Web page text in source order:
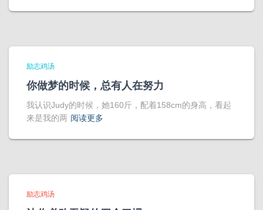
励志鸡汤
你做梦的时候，总有人在努力
我认识Judy的时候，她160斤，配着158cm的身高，看起
来是我的两 阅读更多
励志鸡汤